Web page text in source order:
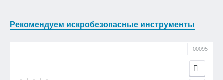
Рекомендуем искробезопасные инструменты
00095